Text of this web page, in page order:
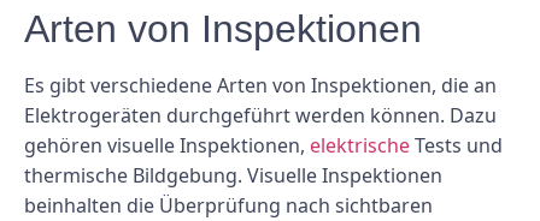
Arten von Inspektionen
Es gibt verschiedene Arten von Inspektionen, die an
Elektrogeräten durchgeführt werden können. Dazu
gehören visuelle Inspektionen, elektrischeTests und
thermische Bildgebung. Visuelle Inspektionen
beinhalten die Überprüfung nach sichtbaren